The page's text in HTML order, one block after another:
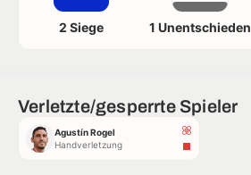
2 Siege 1 Unentschieden
Verletzte/gesperrte Spieler
Agustín Rogel
Handverletzung